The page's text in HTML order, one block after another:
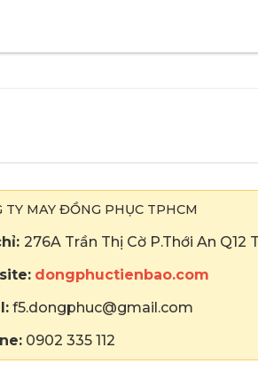
TY MAY ĐỒNG PHỤC TPHCM
276A Trần Thị Cờ P.Thới An Q12
dongphuctienbao.com
f5.dongphuc@gmail.com
0902 335 112